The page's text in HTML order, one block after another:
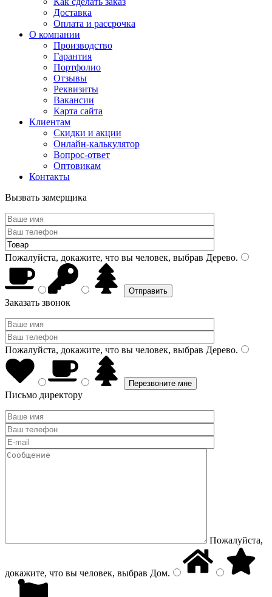
Доставка
Оплата и рассрочка
О компании
Производство
Гарантия
Портфолио
Отзывы
Реквизиты
Вакансии
Карта сайта
Клиентам
Скидки и акции
Онлайн-калькулятор
Вопрос-ответ
Оптовикам
Контакты
Вызвать замерщика
Пожалуйста, докажите, что вы человек, выбрав Дерево.
Заказать звонок
Пожалуйста, докажите, что вы человек, выбрав Дерево.
Письмо директору
Пожалуйста,
докажите, что вы человек, выбрав Дом.